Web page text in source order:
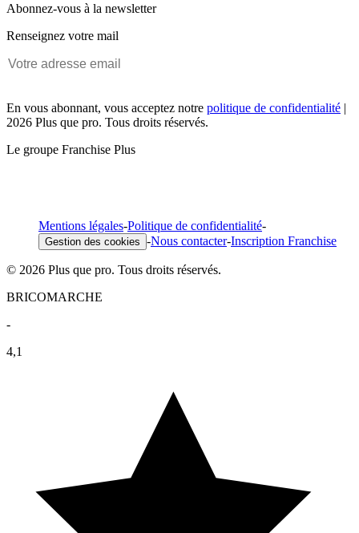
Abonnez-vous à la newsletter
Renseignez votre mail
En vous abonnant, vous acceptez notre politique de confidentialité |
2026 Plus que pro. Tous droits réservés.
Le groupe Franchise Plus
Mentions légales-Politique de confidentialité-
Gestion des cookies -Nous contacter-Inscription Franchise
© 2026 Plus que pro. Tous droits réservés.
BRICOMARCHE
-
4,1